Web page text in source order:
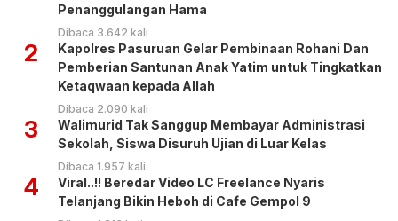
Penanggulangan Hama
Dibaca 3.642 kali
2
Kapolres Pasuruan Gelar Pembinaan Rohani Dan
Pemberian Santunan Anak Yatim untuk Tingkatkan
Ketaqwaan kepada Allah
Dibaca 2.090 kali
3
Walimurid Tak Sanggup Membayar Administrasi
Sekolah, Siswa Disuruh Ujian di Luar Kelas
Dibaca 1.957 kali
4
Viral..!! Beredar Video LC Freelance Nyaris
Telanjang Bikin Heboh di Cafe Gempol 9